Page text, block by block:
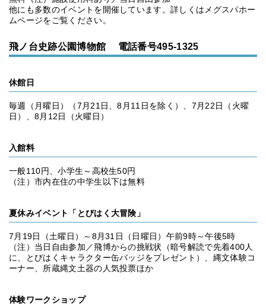
他にも多数のイベントを開催しています。詳しくはメグスパホー
ムページをご覧ください。
飛ノ台史跡公園博物館 電話番号495-1325
休館日
毎週（月曜日）（7月21日、8月11日を除く）、7月22日（火曜
日）、8月12日（火曜日）
入館料
一般110円、小学生～高校生50円
（注）市内在住の中学生以下は無料
夏休みイベント「とびはく大冒険」
7月19日（土曜日）～8月31日（日曜日）午前9時～午後5時
（注）当日自由参加／飛博からの挑戦状（暗号解読で先着400人
に、とびはくキャラクター缶バッジをプレゼント）、縄文体験コ
ーナー、所蔵縄文土器の人気投票ほか
体験ワークショップ